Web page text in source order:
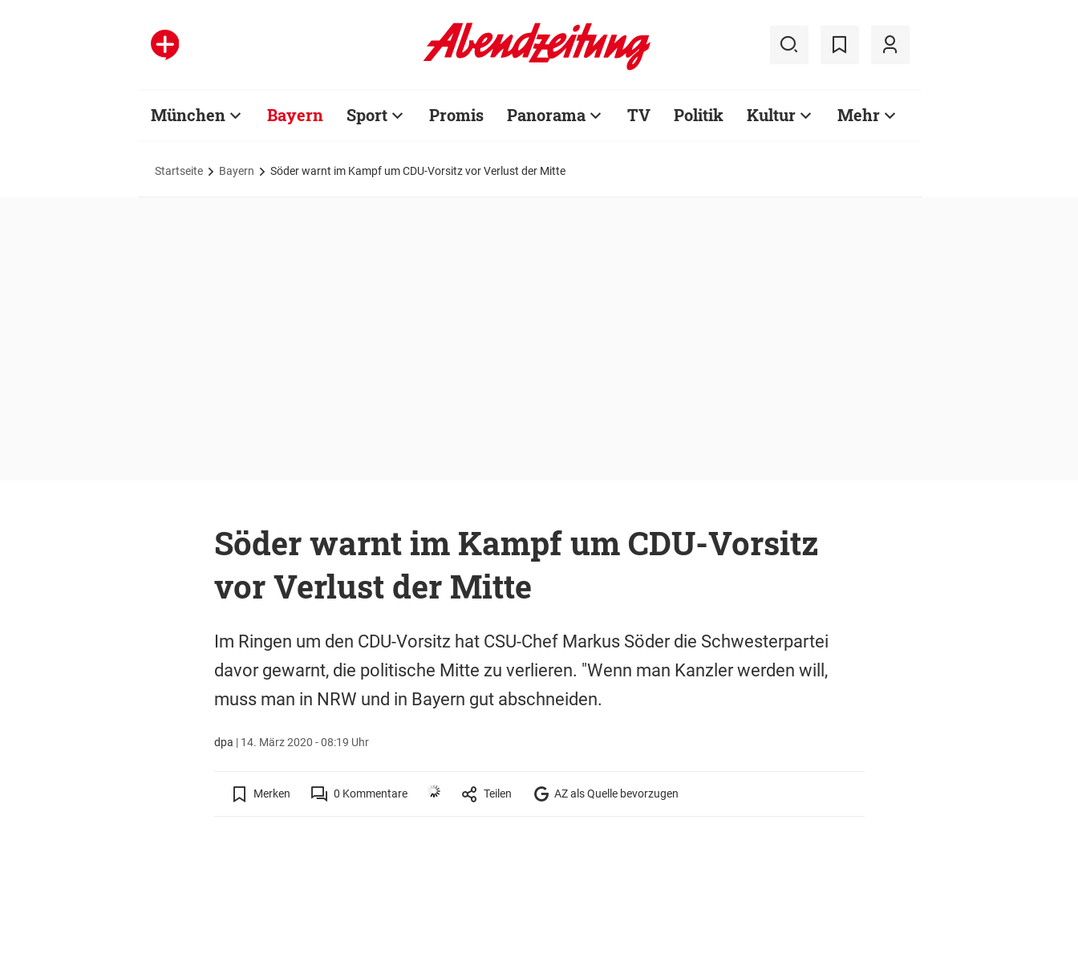
München Bayern Sport Promis Panorama TV Politik Kultur Mehr
Startseite Bayern Söder warnt im Kampf um CDU-Vorsitz vor Verlust der Mitte
Söder warnt im Kampf um CDU-Vorsitz
vor Verlust der Mitte
Im Ringen um den CDU-Vorsitz hat CSU-Chef Markus Söder die Schwesterpartei
davor gewarnt, die politische Mitte zu verlieren. "Wenn man Kanzler werden will,
muss man in NRW und in Bayern gut abschneiden.
dpa | 14. März 2020 - 08:19 Uhr
Merken 0 Kommentare Teilen AZ als Quelle bevorzugen